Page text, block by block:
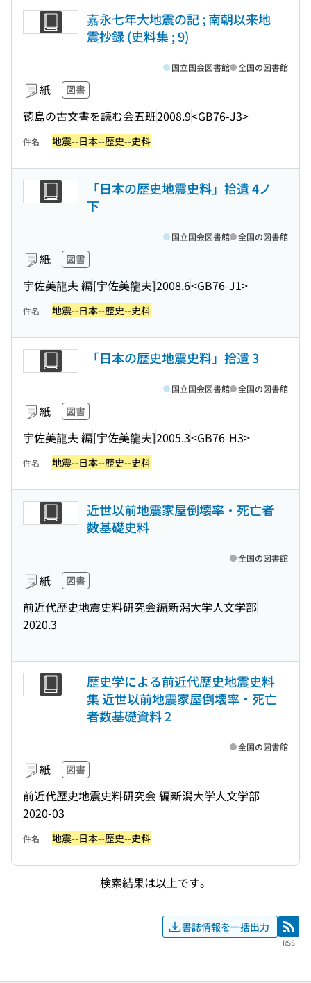
嘉永七年大地震の記 ; 南朝以来地
震抄録 (史料集 ; 9)
紙 図書
徳島の古文書を読む会五班2008.9<GB76-J3>
国立国会図書館 全国の図書館
件名 地震--日本--歴史--史料
「日本の歴史地震史料」拾遺 4ノ
下
紙 図書
宇佐美龍夫 編[宇佐美龍夫]2008.6<GB76-J1>
国立国会図書館 全国の図書館
件名 地震--日本--歴史--史料
「日本の歴史地震史料」拾遺 3
紙 図書
宇佐美龍夫 編[宇佐美龍夫]2005.3<GB76-H3>
国立国会図書館 全国の図書館
件名 地震--日本--歴史--史料
近世以前地震家屋倒壊率・死亡者
数基礎史料
紙 図書
前近代歴史地震史料研究会編新潟大学人文学部
2020.3
全国の図書館
歴史学による前近代歴史地震史料
集 近世以前地震家屋倒壊率・死亡
者数基礎資料 2
紙 図書
前近代歴史地震史料研究会 編新潟大学人文学部
2020-03
全国の図書館
件名 地震--日本--歴史--史料
検索結果は以上です。
書誌情報を一括出力 RSS
RSS